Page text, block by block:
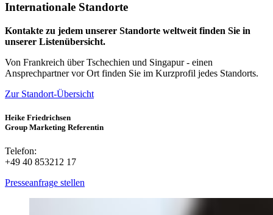
Internationale Standorte
Kontakte zu jedem unserer Standorte weltweit finden Sie in
unserer Listenübersicht.
Von Frankreich über Tschechien und Singapur - einen
Ansprechpartner vor Ort finden Sie im Kurzprofil jedes Standorts.
Zur Standort-Übersicht
Heike Friedrichsen
Group Marketing Referentin
Telefon:
+49 40 853212 17
Presseanfrage stellen